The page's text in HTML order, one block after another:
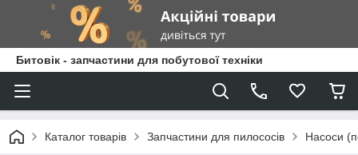
Битовік - запчастини для побутової техніки
Каталог товарів Запчастини для пилососів Насоси